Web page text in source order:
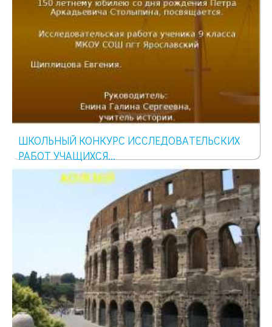
ШКОЛЬНЫЙ КОНКУРС ИССЛЕДОВАТЕЛЬСКИХ
РАБОТ УЧАЩИХСЯ...
2127 просмотров